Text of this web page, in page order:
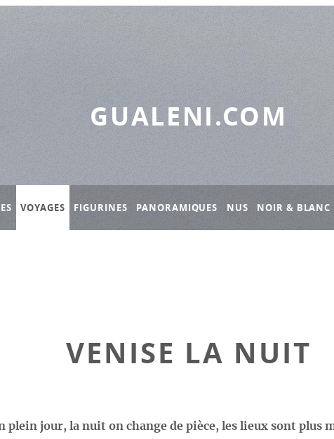
GUALENI.COM
VOYAGES FIGURINES PANORAMIQUES NUS NOIR & BLANC
VENISE LA NUIT
plein jour, la nuit on change de pièce, les lieux sont plus